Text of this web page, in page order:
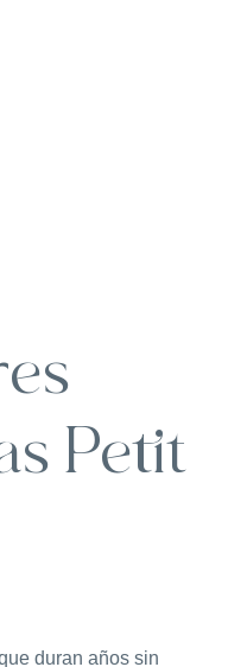
Petit
duran años sin